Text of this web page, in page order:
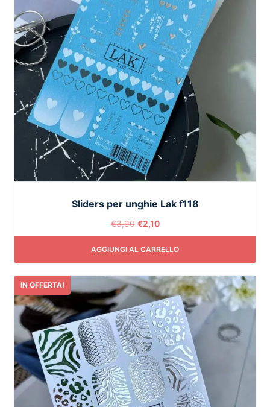
Sliders per unghie Lak f118
€3,90 €2,10
AGGIUNGI AL CARRELLO
IN OFFERTA!